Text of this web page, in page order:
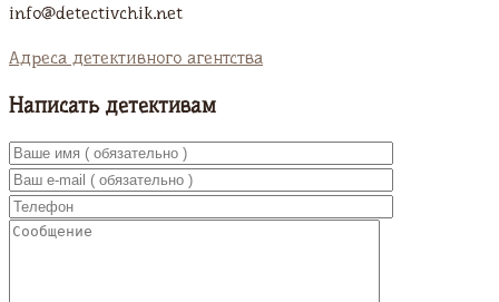
info@detectivchik.net
Адреса детективного агентства
Написать детективам